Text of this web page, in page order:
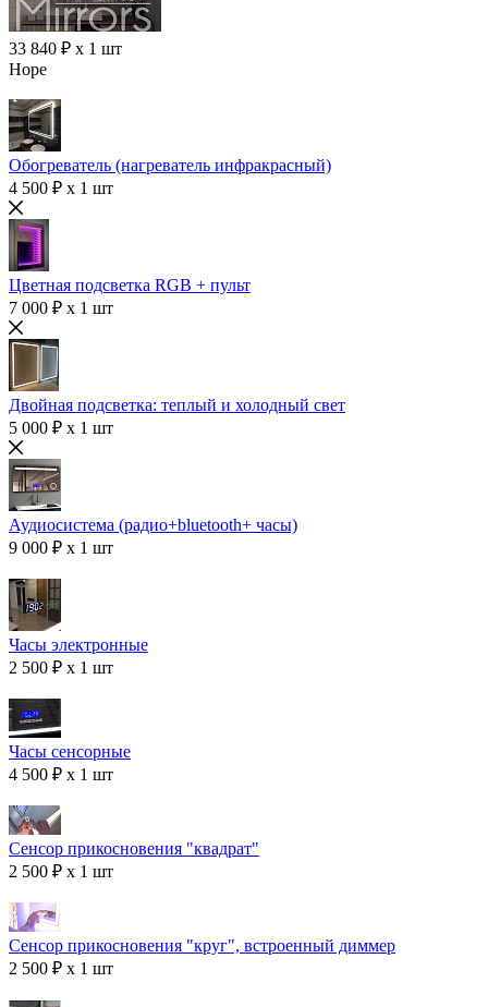
33 840 ₽ x 1 шт
Hope
Обогреватель (нагреватель инфракрасный)
4 500 ₽ x 1 шт
Цветная подсветка RGB + пульт
7 000 ₽ x 1 шт
Двойная подсветка: теплый и холодный свет
5 000 ₽ x 1 шт
Аудиосистема (радио+bluetooth+ часы)
9 000 ₽ x 1 шт
Часы электронные
2 500 ₽ x 1 шт
Часы сенсорные
4 500 ₽ x 1 шт
Сенсор прикосновения "квадрат"
2 500 ₽ x 1 шт
Сенсор прикосновения "круг", встроенный диммер
2 500 ₽ x 1 шт